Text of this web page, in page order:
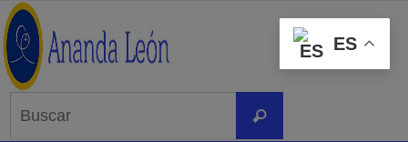
al
contenido
Buscar
ES